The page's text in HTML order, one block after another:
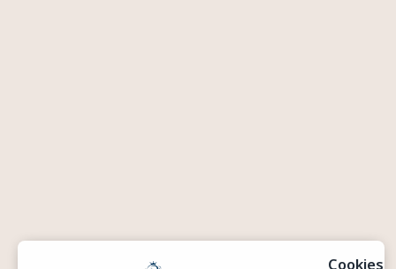
Cookies